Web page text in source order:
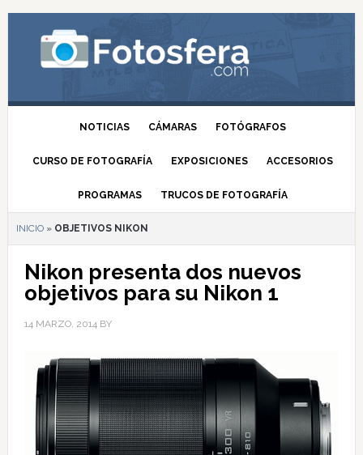
NOTICIAS CÁMARAS FOTÓGRAFOS
CURSO DE FOTOGRAFÍA EXPOSICIONES ACCESORIOS
PROGRAMAS TRUCOS DE FOTOGRAFÍA
INICIO» OBJETIVOS NIKON
Nikon presenta dos nuevos
objetivos para su Nikon 1
14 MARZO, 2014BY